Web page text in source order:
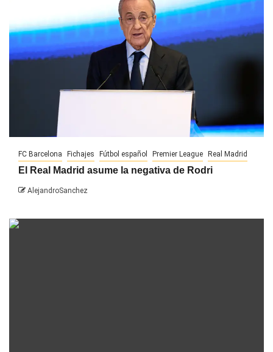
FC Barcelona Fichajes Fútbol español Premier League Real Madrid
El Real Madrid asume la negativa de Rodri
AlejandroSanchez